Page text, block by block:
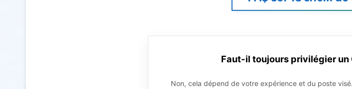
Faut-il toujours privilégier un
Non, cela dépend de votre expérience et du poste